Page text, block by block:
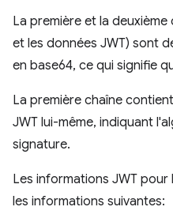
La première et la
et les données JWT) sont
en base64, ce qui signifie
La première chaîne
JWT lui-même, indiquant
signature.
Les informations JWT
les informations suivantes: